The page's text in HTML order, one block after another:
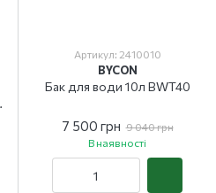
Артикул: 2410010
BYCON
Бак для води 10л BWT40
7 500 грн 9 040 грн
В наявності